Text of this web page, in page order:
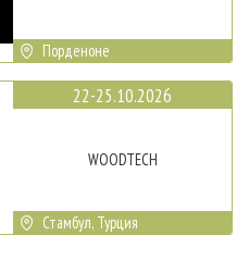
Порденоне
22-25.10.2026
WOODTECH
Стамбул, Турция